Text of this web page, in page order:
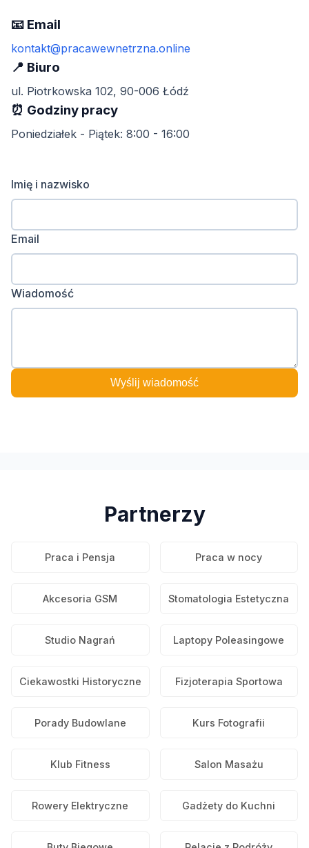
📧 Email
kontakt@pracawewnetrzna.online
📍 Biuro
ul. Piotrkowska 102, 90-006 Łódź
⏰ Godziny pracy
Poniedziałek - Piątek: 8:00 - 16:00
Imię i nazwisko
Email
Wiadomość
Wyślij wiadomość
Partnerzy
Praca i Pensja Praca w nocy
Akcesoria GSM Stomatologia Estetyczna
Studio Nagrań Laptopy Poleasingowe
Ciekawostki Historyczne Fizjoterapia Sportowa
Porady Budowlane Kurs Fotografii
Klub Fitness Salon Masażu
Rowery Elektryczne Gadżety do Kuchni